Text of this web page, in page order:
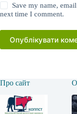
Save my name,
next time I comment.
Опублікувати
Про сайт